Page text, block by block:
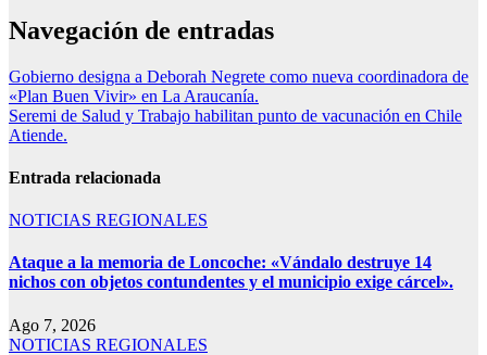
Navegación de entradas
Gobierno designa a Deborah Negrete como nueva coordinadora de
«Plan Buen Vivir» en La Araucanía.
Seremi de Salud y Trabajo habilitan punto de vacunación en Chile
Atiende.
Entrada relacionada
NOTICIAS REGIONALES
Ataque a la memoria de Loncoche: «Vándalo destruye 14
nichos con objetos contundentes y el municipio exige cárcel».
Ago 7, 2026
NOTICIAS REGIONALES